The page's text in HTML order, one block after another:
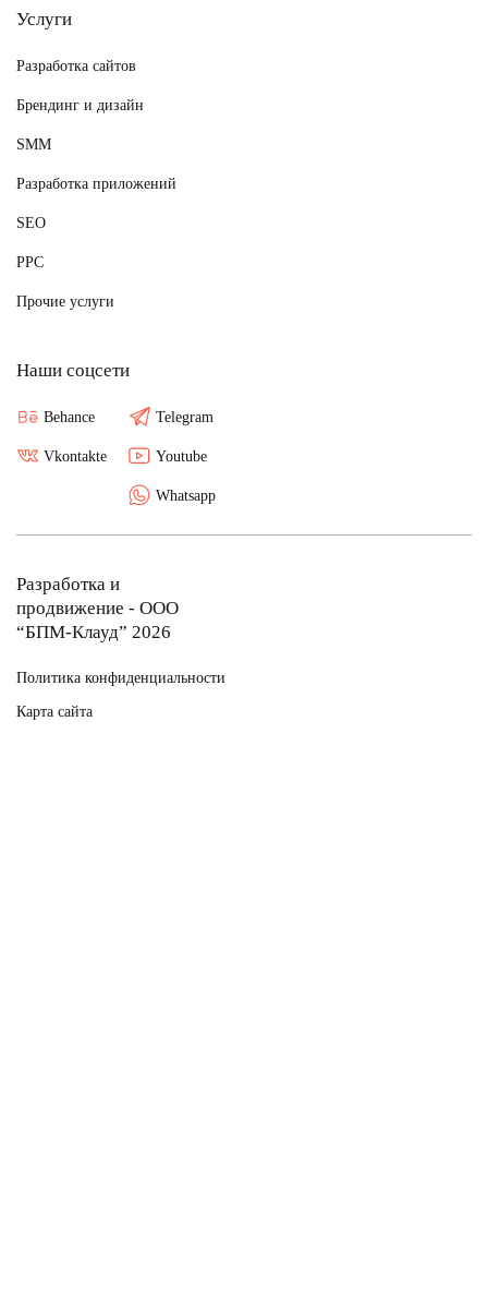
Наши соцсети
Behance
Vkontakte
Telegram
Youtube
Whatsapp
Услуги
Разработка сайтов
Брендинг и дизайн
SMM
Разработка приложений
SEO
PPC
Прочие услуги
Разработка и
продвижение - ООО
“БПМ-Клауд” 2026
Карта сайта
Политика конфиденциальности